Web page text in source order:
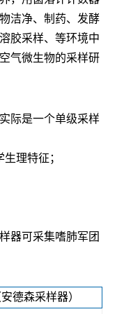
洁净、制药、发酵
胶采样、 等环境中
气微生物的采样研
际是一个单级采样
生理特征 ；
器可采集嗜肺军团
德森采样器）